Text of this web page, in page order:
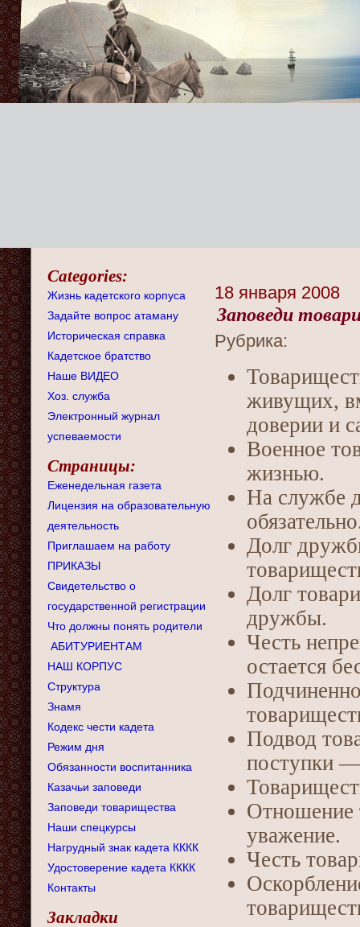
Categories:
Жизнь кадетского корпуса
Задайте вопрос атаману
Историческая справка
Кадетское братство
Наше ВИДЕО
Хоз. служба
Электронный журнал
успеваемости
Страницы:
Еженедельная газета
Лицензия на образовательную
деятельность
Приглашаем на работу
ПРИКАЗЫ
Свидетельство о
государственной регистрации
Что должны понять родители
АБИТУРИЕНТАМ
НАШ КОРПУС
Структура
Знамя
Кодекс чести кадета
Режим дня
Обязанности воспитанника
Казачьи заповеди
Заповеди товарищества
Наши спецкурсы
Нагрудный знак кадета КККК
Удостоверение кадета КККК
Контакты
Закладки
18 января 2008
Заповеди
Рубрика:
живущих,
доверии и
Военное
жизнью.
На службе
Долг
Долг
дружбы.
Честь
остается
Подвод
поступки —
Отношение
уважение.
Честь